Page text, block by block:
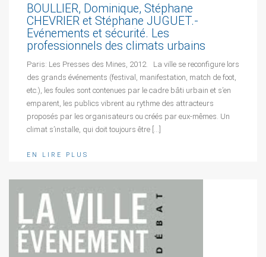
BOULLIER, Dominique, Stéphane
CHEVRIER et Stéphane JUGUET.-
Evénements et sécurité. Les
professionnels des climats urbains
Paris: Les Presses des Mines, 2012. La ville se reconfigure lors
des grands événements (festival, manifestation, match de foot,
etc.), les foules sont contenues par le cadre bâti urbain et s’en
emparent, les publics vibrent au rythme des attracteurs
proposés par les organisateurs ou créés par eux-mêmes. Un
climat s’installe, qui doit toujours être […]
EN LIRE PLUS